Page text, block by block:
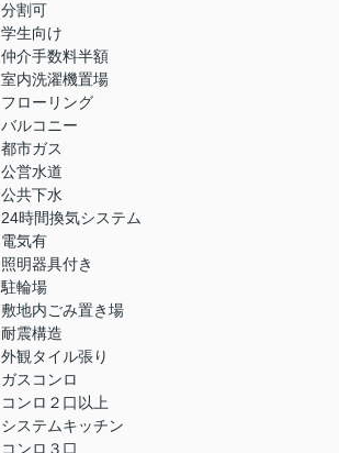
分割可
学生向け
仲介手数料半額
室内洗濯機置場
フローリング
バルコニー
都市ガス
公営水道
公共下水
24時間換気システム
電気有
照明器具付き
駐輪場
敷地内ごみ置き場
耐震構造
外観タイル張り
ガスコンロ
コンロ２口以上
システムキッチン
コンロ３口